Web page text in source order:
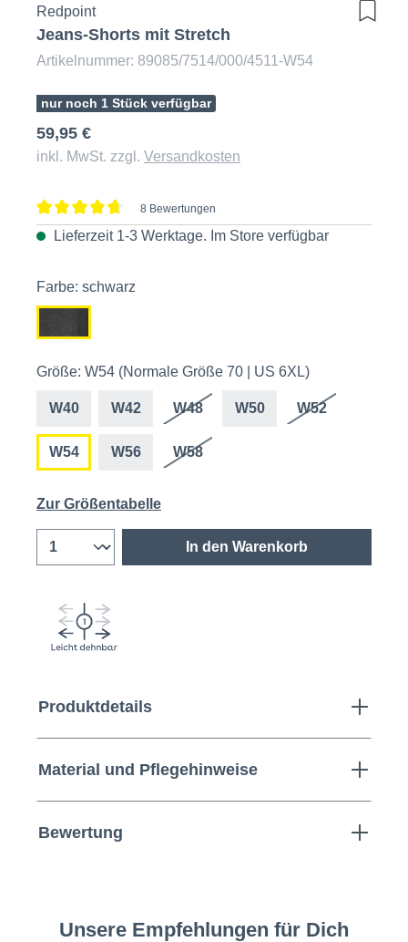
Redpoint
Jeans-Shorts mit Stretch
Artikelnummer: 89085/7514/000/4511-W54
nur noch 1 Stück verfügbar
59,95 €
inkl. MwSt. zzgl. Versandkosten
Durchschnittliche Bewertung von 4.7 von 5 Sternen
8 Bewertungen
Lieferzeit 1-3 Werktage. Im Store verfügbar
Farbe: schwarz
Größe: W54 (Normale Größe 70 | US 6XL)
W40 W42 W48 W50 W52
W54 W56 W58
Zur Größentabelle
In den Warenkorb
Produktdetails
Material und Pflegehinweise
Bewertung
Unsere Empfehlungen für Dich